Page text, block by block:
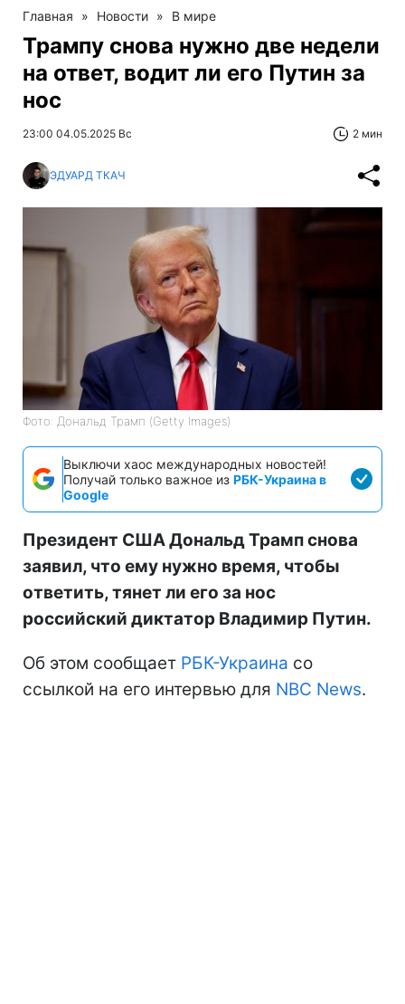
Главная » Новости » В мире
Трампу снова нужно две недели
на ответ, водит ли его Путин за
нос
23:00 04.05.2025 Вс 2 мин
ЭДУАРД ТКАЧ
Фото: Дональд Трамп (Getty Images)
Выключи хаос международных новостей!
Получай только важное из РБК-Украина в
Google
Президент США Дональд Трамп снова
заявил, что ему нужно время, чтобы
ответить, тянет ли его за нос
российский диктатор Владимир Путин.
Об этом сообщает РБК-Украина со
ссылкой на его интервью для NBC News.